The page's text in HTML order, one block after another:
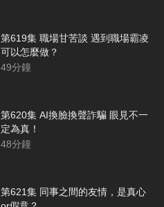
第619集 職場甘苦談 遇到職場霸凌
可以怎麼做？
49分鐘
第620集 AI換臉換聲詐騙 眼見不一
定為真！
48分鐘
第621集 同事之間的友情，是真心